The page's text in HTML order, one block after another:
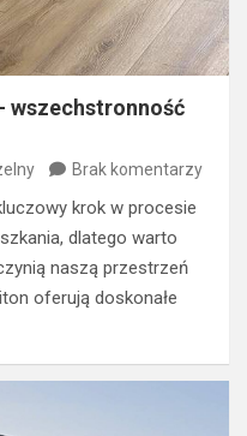
wszechstronność
Brak komentarzy
krok w procesie
dlatego warto
naszą przestrzeń
oferują doskonałe